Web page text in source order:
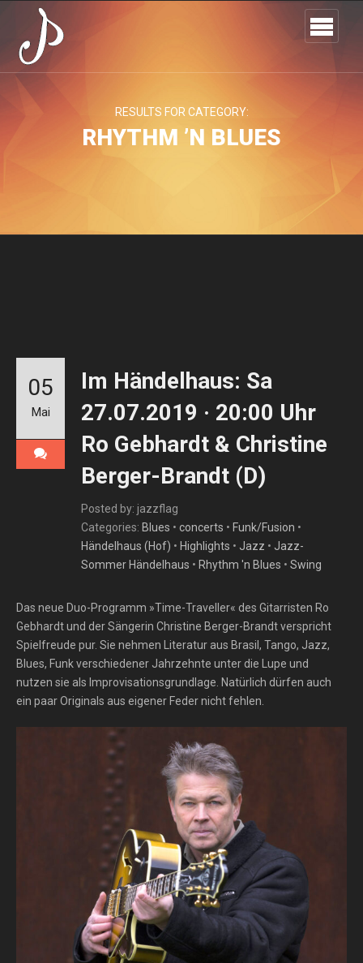
RESULTS FOR CATEGORY:
RHYTHM ’N BLUES
Im Händelhaus: Sa
27.07.2019 · 20:00 Uhr
Ro Gebhardt & Christine
Berger-Brandt (D)
Posted by: jazzflag
Categories: Blues • concerts • Funk/Fusion •
Händelhaus (Hof) • Highlights • Jazz • Jazz-
Sommer Händelhaus • Rhythm 'n Blues • Swing
05
Mai
Das neue Duo-Programm »Time-Traveller« des Gitarristen Ro
Gebhardt und der Sängerin Christine Berger-Brandt verspricht
Spielfreude pur. Sie nehmen Literatur aus Brasil, Tango, Jazz,
Blues, Funk verschiedener Jahrzehnte unter die Lupe und
nutzen sie als Improvisationsgrundlage. Natürlich dürfen auch
ein paar Originals aus eigener Feder nicht fehlen.